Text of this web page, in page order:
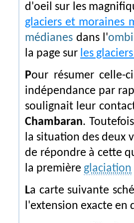
d'oeil sur les
glaciers et moraines
médianes dans l'
la page sur les
Pour résumer
indépendance par
soulignait leur
Chambaran.
la situation des deux
de répondre à cette
la première glaciation
La carte suivante schématise le tracé du lobe de cette glaciation ancienne, dont
l'extension exacte en